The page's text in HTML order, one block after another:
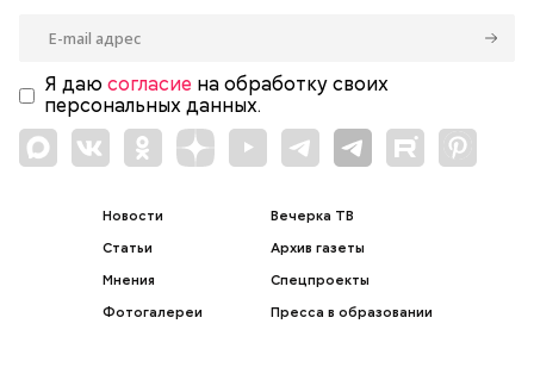
Я даю согласие на обработку своих
персональных данных.
Новости
Статьи
Мнения
Фотогалереи
Вечерка ТВ
Архив газеты
Спецпроекты
Пресса в образовании